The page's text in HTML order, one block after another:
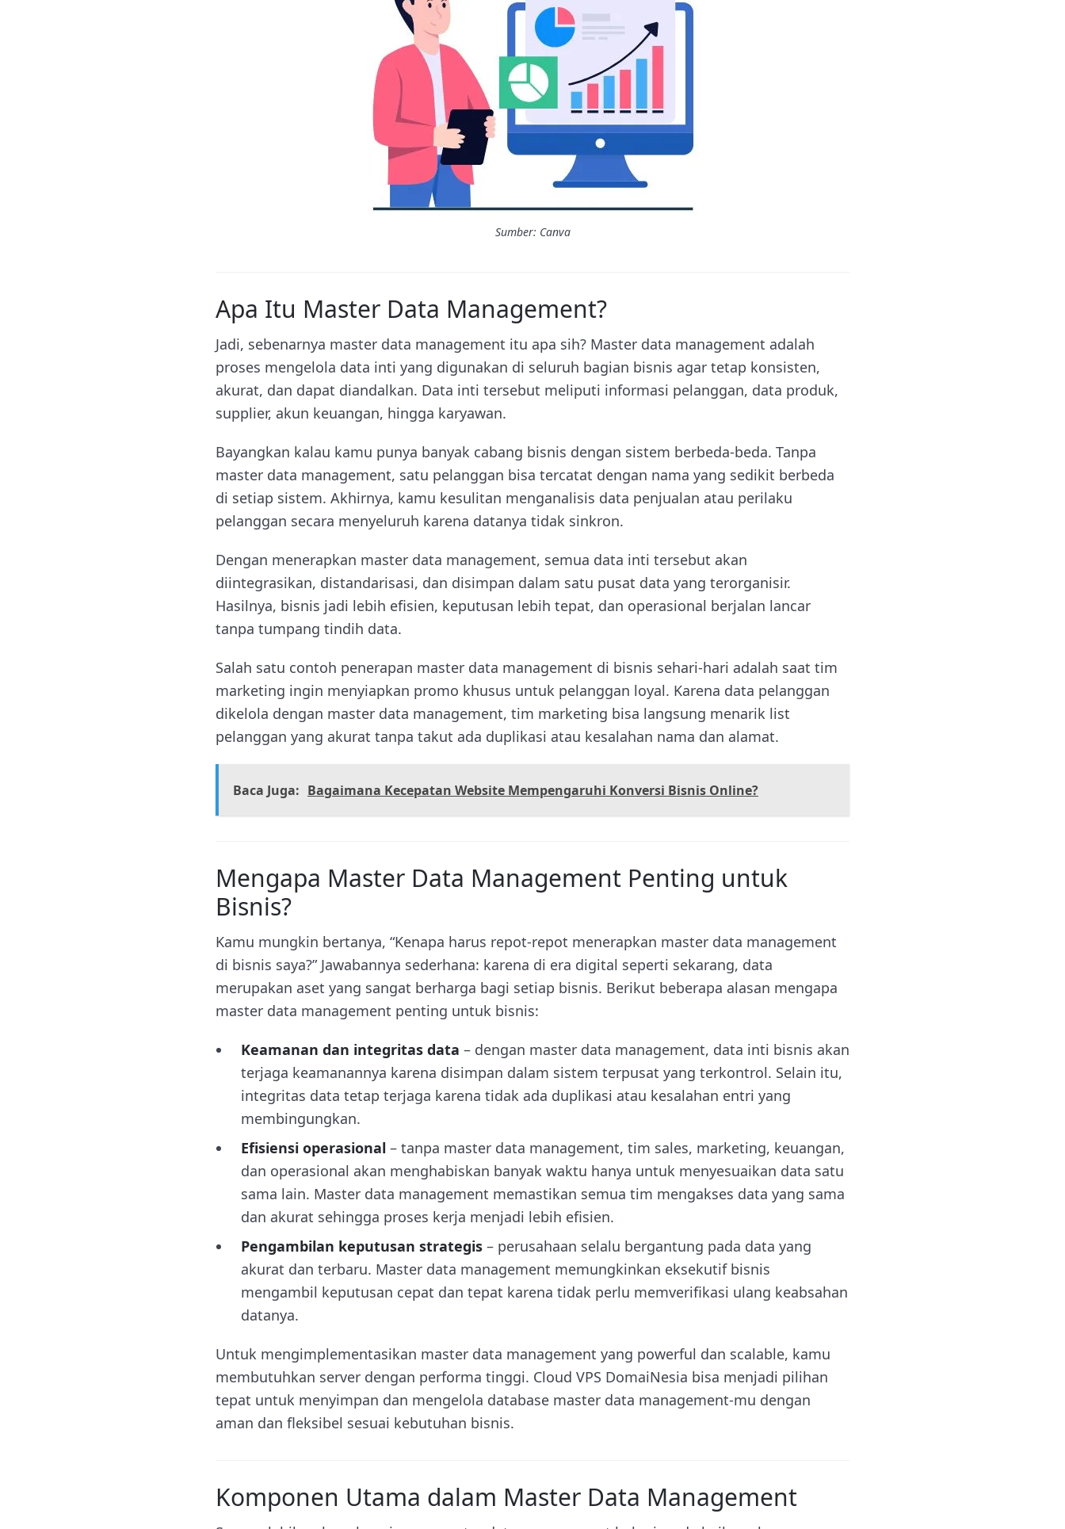
Sumber: Canva
Apa Itu Master Data Management?
Jadi, sebenarnya master data management itu apa sih? Master data management adalah
proses mengelola data inti yang digunakan di seluruh bagian bisnis agar tetap konsisten,
akurat, dan dapat diandalkan. Data inti tersebut meliputi informasi pelanggan, data produk,
supplier, akun keuangan, hingga karyawan.
Bayangkan kalau kamu punya banyak cabang bisnis dengan sistem berbeda-beda. Tanpa
master data management, satu pelanggan bisa tercatat dengan nama yang sedikit berbeda
di setiap sistem. Akhirnya, kamu kesulitan menganalisis data penjualan atau perilaku
pelanggan secara menyeluruh karena datanya tidak sinkron.
Dengan menerapkan master data management, semua data inti tersebut akan
diintegrasikan, distandarisasi, dan disimpan dalam satu pusat data yang terorganisir.
Hasilnya, bisnis jadi lebih efisien, keputusan lebih tepat, dan operasional berjalan lancar
tanpa tumpang tindih data.
Salah satu contoh penerapan master data management di bisnis sehari-hari adalah saat tim
marketing ingin menyiapkan promo khusus untuk pelanggan loyal. Karena data pelanggan
dikelola dengan master data management, tim marketing bisa langsung menarik list
pelanggan yang akurat tanpa takut ada duplikasi atau kesalahan nama dan alamat.
Baca Juga: Bagaimana Kecepatan Website Mempengaruhi Konversi Bisnis Online?
Mengapa Master Data Management Penting untuk
Bisnis?
Kamu mungkin bertanya, “Kenapa harus repot-repot menerapkan master data management
di bisnis saya?” Jawabannya sederhana: karena di era digital seperti sekarang, data
merupakan aset yang sangat berharga bagi setiap bisnis. Berikut beberapa alasan mengapa
master data management penting untuk bisnis:
Keamanan dan integritas data – dengan master data management, data inti bisnis akan
terjaga keamanannya karena disimpan dalam sistem terpusat yang terkontrol. Selain itu,
integritas data tetap terjaga karena tidak ada duplikasi atau kesalahan entri yang
membingungkan.
Efisiensi operasional – tanpa master data management, tim sales, marketing, keuangan,
dan operasional akan menghabiskan banyak waktu hanya untuk menyesuaikan data satu
sama lain. Master data management memastikan semua tim mengakses data yang sama
dan akurat sehingga proses kerja menjadi lebih efisien.
Pengambilan keputusan strategis – perusahaan selalu bergantung pada data yang
akurat dan terbaru. Master data management memungkinkan eksekutif bisnis
mengambil keputusan cepat dan tepat karena tidak perlu memverifikasi ulang keabsahan
datanya.
Untuk mengimplementasikan master data management yang powerful dan scalable, kamu
membutuhkan server dengan performa tinggi. Cloud VPS DomaiNesia bisa menjadi pilihan
tepat untuk menyimpan dan mengelola database master data management-mu dengan
aman dan fleksibel sesuai kebutuhan bisnis.
Komponen Utama dalam Master Data Management